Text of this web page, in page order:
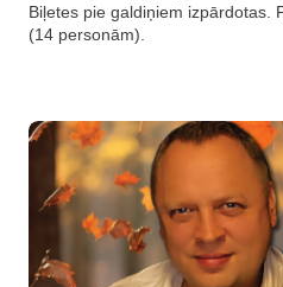
Biļetes pie galdiņiem izpārdotas.
(14 personām).